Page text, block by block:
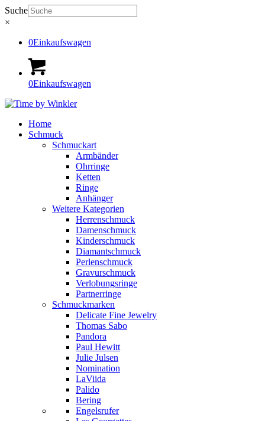
Suche
×
0Einkaufswagen
0Einkaufswagen
Home
Schmuck
Schmuckart
Armbänder
Ohrringe
Ketten
Ringe
Anhänger
Weitere Kategorien
Herrenschmuck
Damenschmuck
Kinderschmuck
Diamantschmuck
Perlenschmuck
Gravurschmuck
Verlobungsringe
Partnerringe
Schmuckmarken
Delicate Fine Jewelry
Thomas Sabo
Pandora
Paul Hewitt
Julie Julsen
Nomination
LaViida
Palido
Bering
Engelsrufer